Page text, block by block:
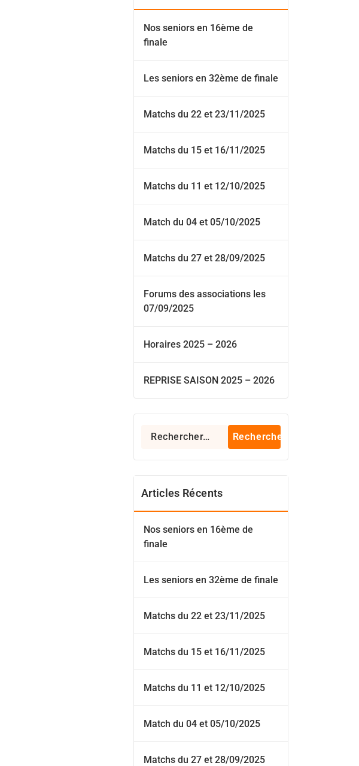
Nos seniors en 16ème de
finale
Les seniors en 32ème de finale
Matchs du 22 et 23/11/2025
Matchs du 15 et 16/11/2025
Matchs du 11 et 12/10/2025
Match du 04 et 05/10/2025
Matchs du 27 et 28/09/2025
Forums des associations les
07/09/2025
Horaires 2025 – 2026
REPRISE SAISON 2025 – 2026
Rechercher :
Articles Récents
Nos seniors en 16ème de
finale
Les seniors en 32ème de finale
Matchs du 22 et 23/11/2025
Matchs du 15 et 16/11/2025
Matchs du 11 et 12/10/2025
Match du 04 et 05/10/2025
Matchs du 27 et 28/09/2025